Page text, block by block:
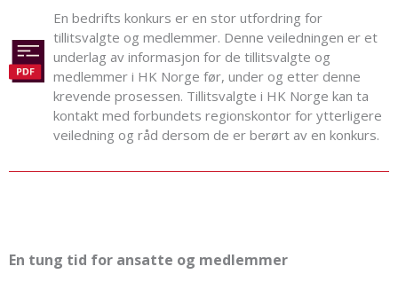
En bedrifts konkurs er en stor utfordring for
tillitsvalgte og medlemmer. Denne veiledningen er et
underlag av informasjon for de tillitsvalgte og
medlemmer i HK Norge før, under og etter denne
krevende prosessen. Tillitsvalgte i HK Norge kan ta
kontakt med forbundets regionskontor for ytterligere
veiledning og råd dersom de er berørt av en konkurs.
En tung tid for ansatte og medlemmer